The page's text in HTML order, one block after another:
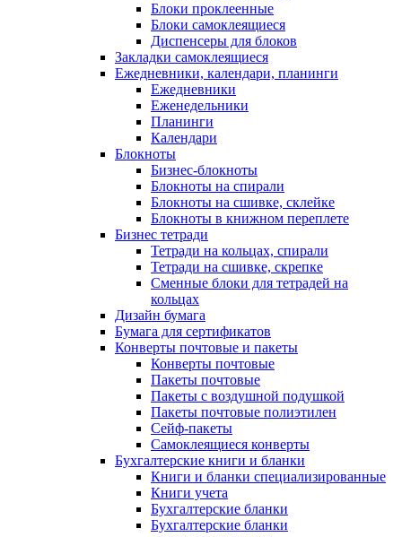
Блоки проклеенные
Блоки самоклеящиеся
Диспенсеры для блоков
Закладки самоклеящиеся
Ежедневники, календари, планинги
Ежедневники
Еженедельники
Планинги
Календари
Блокноты
Бизнес-блокноты
Блокноты на спирали
Блокноты на сшивке, склейке
Блокноты в книжном переплете
Бизнес тетради
Тетради на кольцах, спирали
Тетради на сшивке, скрепке
Сменные блоки для тетрадей на
кольцах
Дизайн бумага
Бумага для сертификатов
Конверты почтовые и пакеты
Конверты почтовые
Пакеты почтовые
Пакеты с воздушной подушкой
Пакеты почтовые полиэтилен
Сейф-пакеты
Самоклеящиеся конверты
Бухгалтерские книги и бланки
Книги и бланки специализированные
Книги учета
Бухгалтерские бланки
Бухгалтерские бланки